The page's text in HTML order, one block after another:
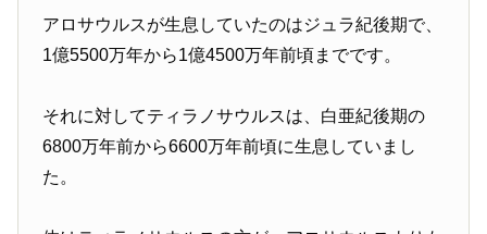
アロサウルスが生息していたのはジュラ紀後期で、
1億5500万年から1億4500万年前頃までです。
それに対してティラノサウルスは、白亜紀後期の
6800万年前から6600万年前頃に生息していまし
た。